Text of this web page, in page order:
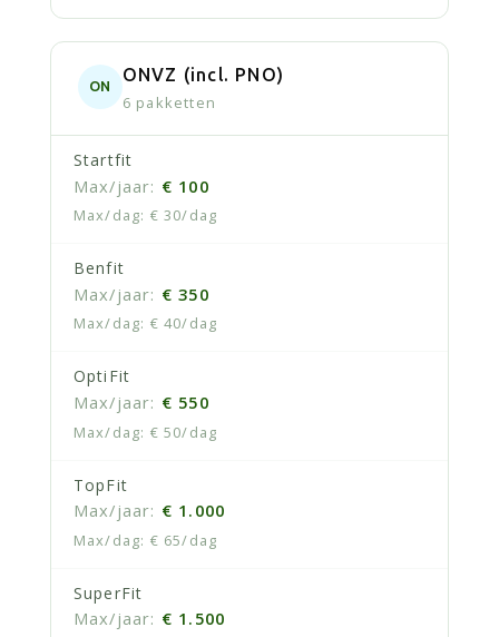
ON
ONVZ (incl. PNO)
6 pakketten
Startfit
€ 100
€ 30/dag
Benfit
€ 350
€ 40/dag
OptiFit
€ 550
€ 50/dag
TopFit
€ 1.000
€ 65/dag
SuperFit
€ 1.500